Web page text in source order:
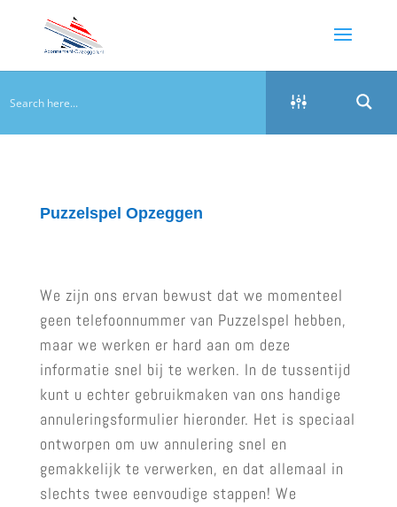
Puzzelspel Opzeggen
We zijn ons ervan bewust dat we momenteel
geen telefoonnummer van Puzzelspel hebben,
maar we werken er hard aan om deze
informatie snel bij te werken. In de tussentijd
kunt u echter gebruikmaken van ons handige
annuleringsformulier hieronder. Het is speciaal
ontworpen om uw annulering snel en
gemakkelijk te verwerken, en dat allemaal in
slechts twee eenvoudige stappen! We